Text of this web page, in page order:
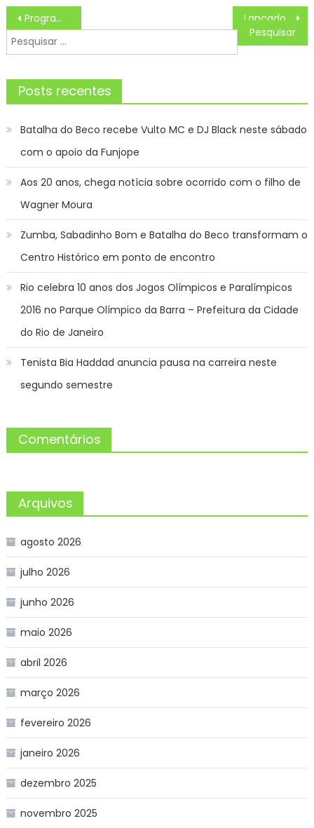
Navegação
de
Post
Programa ‘Eu Posso’ abre novas inscrições para 120 empreendedores nesta terça-feira
Pesquisar
por:
Posts recentes
Batalha do Beco recebe Vulto MC e DJ Black neste sábado
com o apoio da Funjope
Aos 20 anos, chega notícia sobre ocorrido com o filho de
Wagner Moura
Zumba, Sabadinho Bom e Batalha do Beco transformam o
Centro Histórico em ponto de encontro
Rio celebra 10 anos dos Jogos Olímpicos e Paralímpicos
2016 no Parque Olímpico da Barra – Prefeitura da Cidade
do Rio de Janeiro
Tenista Bia Haddad anuncia pausa na carreira neste
segundo semestre
Comentários
Arquivos
agosto 2026
julho 2026
junho 2026
maio 2026
abril 2026
março 2026
fevereiro 2026
janeiro 2026
dezembro 2025
novembro 2025